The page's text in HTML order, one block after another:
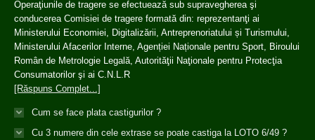
Operaţiunile de tragere se efectuează sub supravegherea şi
conducerea Comisiei de tragere formată din: reprezentanţi ai
Ministerului Economiei, Digitalizării, Antreprenoriatului și Turismului,
Ministerului Afacerilor Interne, Agenției Naționale pentru Sport, Biroului
Român de Metrologie Legală, Autorităţii Naţionale pentru Protecţia
Consumatorilor şi ai C.N.L.R
[Răspuns Complet...]
Cum se face plata castigurilor ?
Cu 3 numere din cele extrase se poate castiga la LOTO 6/49 ?